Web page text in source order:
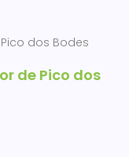
de Pico dos